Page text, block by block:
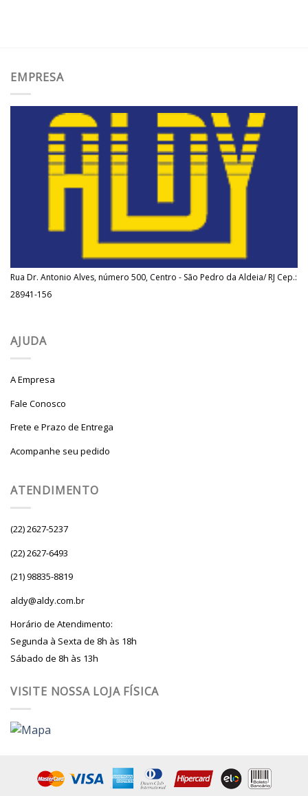
EMPRESA
Rua Dr. Antonio Alves, número 500, Centro - São Pedro da Aldeia/ RJ Cep.:
28941-156
AJUDA
A Empresa
Fale Conosco
Frete e Prazo de Entrega
Acompanhe seu pedido
ATENDIMENTO
(22) 2627-5237
(22) 2627-6493
(21) 98835-8819
aldy@aldy.com.br
Horário de Atendimento:
Segunda à Sexta de 8h às 18h
Sábado de 8h às 13h
VISITE NOSSA LOJA FÍSICA